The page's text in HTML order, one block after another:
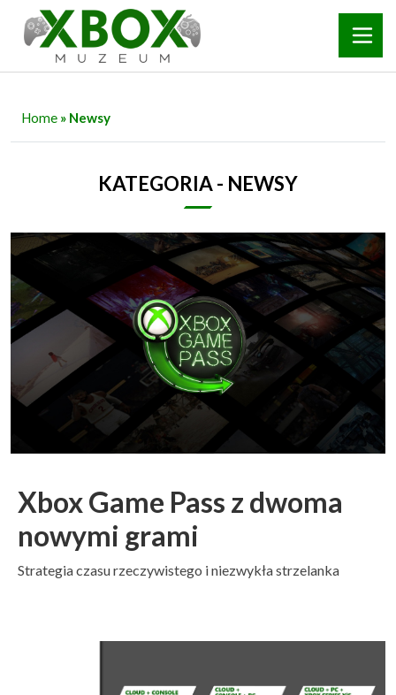
Home » Newsy
KATEGORIA - NEWSY
Xbox Game Pass z dwoma
nowymi grami
Strategia czasu rzeczywistego i niezwykła strzelanka